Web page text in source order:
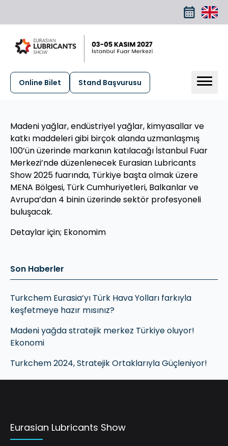
Online Bilet Stand Başvurusu
Madeni yağlar, endüstriyel yağlar, kimyasallar ve
katkı maddeleri gibi birçok alanda uzmanlaşmış
100’ün üzerinde markanın katılacağı İstanbul Fuar
Merkezi’nde düzenlenecek Eurasian Lubricants
Show 2025 fuarında, Türkiye başta olmak üzere
MENA Bölgesi, Türk Cumhuriyetleri, Balkanlar ve
Avrupa’dan 4 binin üzerinde sektör profesyoneli
buluşacak.
Detaylar için; Ekonomim
Son Haberler
Turkchem Eurasia’yı Türk Hava Yolları farkıyla
keşfetmeye hazır mısınız?
Madeni yağda stratejik merkez Türkiye oluyor!
Ekonomi
Turkchem 2024, Stratejik Ortaklarıyla Güçleniyor!
Eurasian Lubricants Show